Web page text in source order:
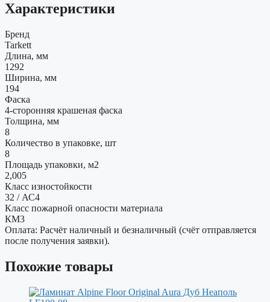
Характеристики
Бренд
Tarkett
Длина, мм
1292
Ширина, мм
194
Фаска
4-сторонняя крашеная фаска
Толщина, мм
8
Количество в упаковке, шт
8
Площадь упаковки, м2
2,005
Класс изностойкости
32 / АС4
Класс пожарной опасности материала
КМ3
Оплата: Расчёт наличный и безналичный (счёт отправляется
после получения заявки).
Похожие товары